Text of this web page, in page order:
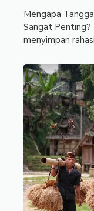
Mengapa
Sangat Penting?
menyimpan